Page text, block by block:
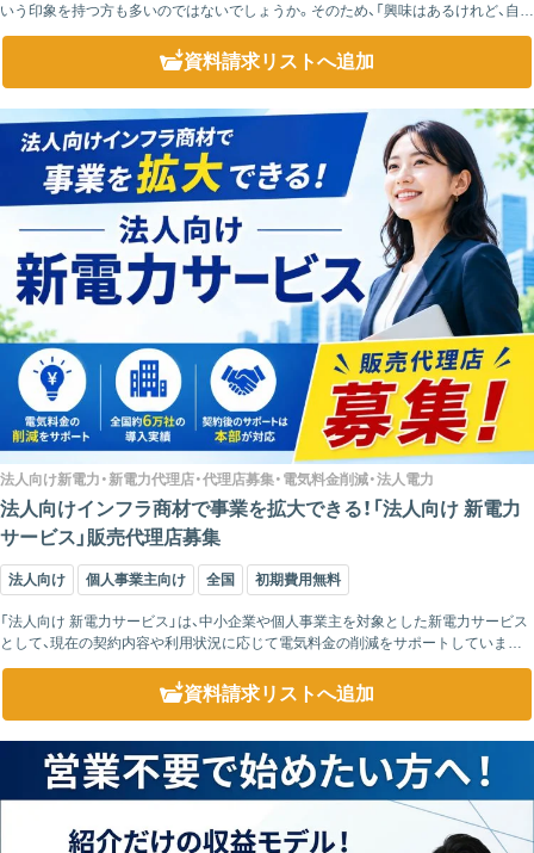
いう印象を持つ方も多いのではないでしょうか。そのため、「興味はあるけれど、自分
資料請求リストへ追加
法人向け新電力・新電力代理店・代理店募集・電気料金削減・法人電力
法人向けインフラ商材で事業を拡大できる！「法人向け 新電力
サービス」販売代理店募集
法人向け 個人事業主向け 全国 初期費用無料
「法人向け 新電力サービス」は、中小企業や個人事業主を対象とした新電力サービス
として、現在の契約内容や利用状況に応じて電気料金の削減をサポートしています。
全国約6万社の導入実績があり、各地域の電力会社の設備を利用するため、品質を維
資料請求リストへ追加